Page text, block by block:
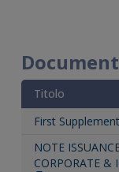
Titolo
First
NOTE
CORPORATE &